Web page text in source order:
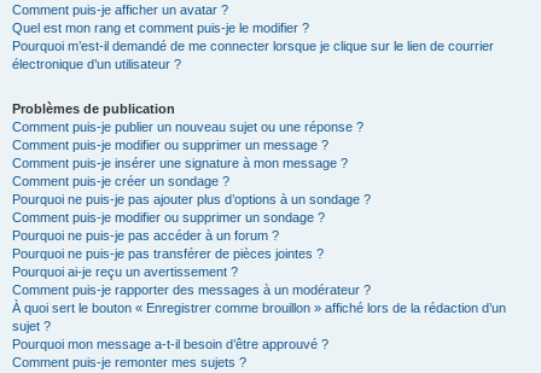
Comment puis-je afficher un avatar ?
Quel est mon rang et comment puis-je le modifier ?
Pourquoi m’est-il demandé de me connecter lorsque je clique sur le lien de courrier
électronique d’un utilisateur ?
Problèmes de publication
Comment puis-je publier un nouveau sujet ou une réponse ?
Comment puis-je modifier ou supprimer un message ?
Comment puis-je insérer une signature à mon message ?
Comment puis-je créer un sondage ?
Pourquoi ne puis-je pas ajouter plus d’options à un sondage ?
Comment puis-je modifier ou supprimer un sondage ?
Pourquoi ne puis-je pas accéder à un forum ?
Pourquoi ne puis-je pas transférer de pièces jointes ?
Pourquoi ai-je reçu un avertissement ?
Comment puis-je rapporter des messages à un modérateur ?
À quoi sert le bouton « Enregistrer comme brouillon » affiché lors de la rédaction d’un
sujet ?
Pourquoi mon message a-t-il besoin d’être approuvé ?
Comment puis-je remonter mes sujets ?